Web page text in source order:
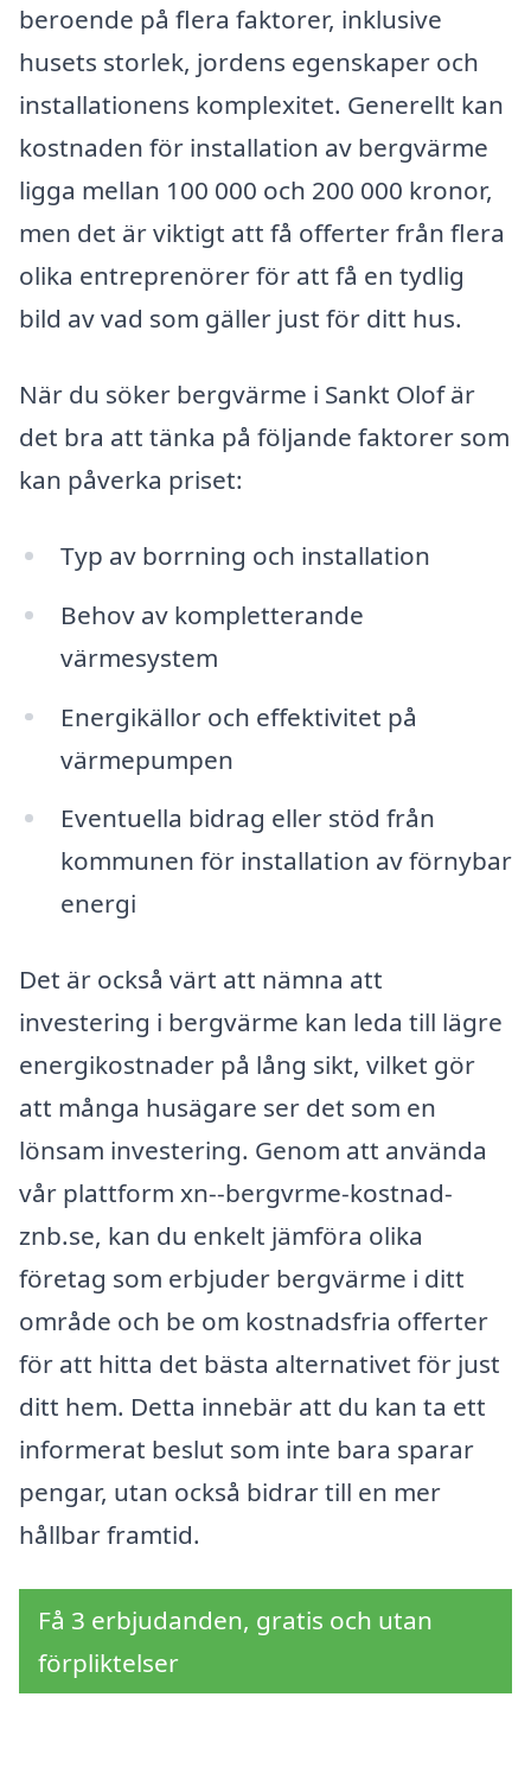
beroende på flera faktorer, inklusive
husets storlek, jordens egenskaper och
installationens komplexitet. Generellt kan
kostnaden för installation av bergvärme
ligga mellan 100 000 och 200 000 kronor,
men det är viktigt att få offerter från flera
olika entreprenörer för att få en tydlig
bild av vad som gäller just för ditt hus.
När du söker bergvärme i Sankt Olof är
det bra att tänka på följande faktorer som
kan påverka priset:
Typ av borrning och installation
Behov av kompletterande
värmesystem
Energikällor och effektivitet på
värmepumpen
Eventuella bidrag eller stöd från
kommunen för installation av förnybar
energi
Det är också värt att nämna att
investering i bergvärme kan leda till lägre
energikostnader på lång sikt, vilket gör
att många husägare ser det som en
lönsam investering. Genom att använda
vår plattform xn--bergvrme-kostnad-
znb.se, kan du enkelt jämföra olika
företag som erbjuder bergvärme i ditt
område och be om kostnadsfria offerter
för att hitta det bästa alternativet för just
ditt hem. Detta innebär att du kan ta ett
informerat beslut som inte bara sparar
pengar, utan också bidrar till en mer
hållbar framtid.
Få 3 erbjudanden, gratis och utan
förpliktelser